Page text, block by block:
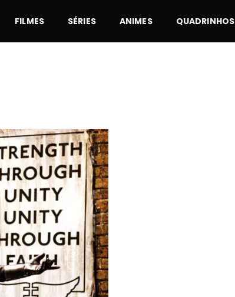
FILMES SÉRIES ANIMES QUADRINHOS